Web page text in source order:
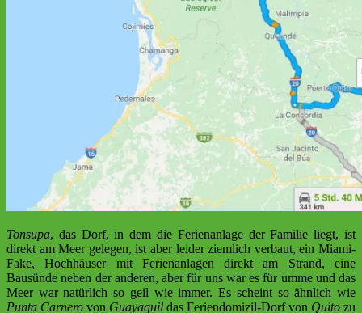
Tonsupa, das Dorf, in dem die Ferienanlage der Familie liegt, ist
direkt am Meer gelegen, ist aber leider ziemlich verbaut, ein Miami-
Fake, Hochhäuser mit Ferienanlagen direkt am Strand, eine
Bausünde neben der anderen, aber für uns war es für umme und das
Meer war natürlich so geil wie immer. Es scheint so ähnlich wie
Punta Carnero von Guayaquil das Feriendomizil-Dorf von Quito zu